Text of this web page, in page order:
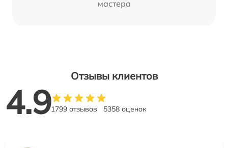
мастера
Отзывы клиентов
4.91799 отзывов 5358 оценок